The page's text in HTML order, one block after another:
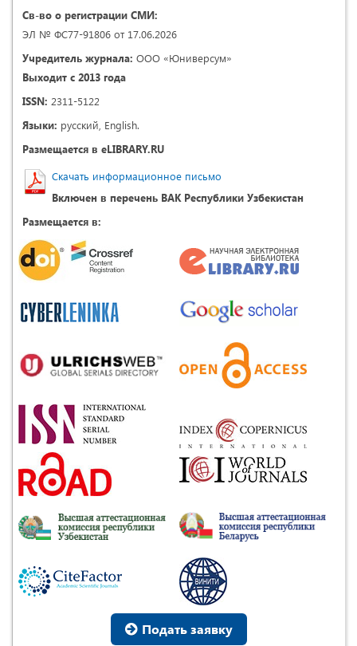
Св-во о регистрации СМИ:
ЭЛ № ФС77-91806 от 17.06.2026
Учредитель журнала: ООО «Юниверсум»
Выходит с 2013 года
ISSN: 2311-5122
Языки: русский, English.
Размещается в eLIBRARY.RU
Скачать информационное письмо
Включен в перечень ВАК Республики Узбекистан
Размещается в:
Подать заявку